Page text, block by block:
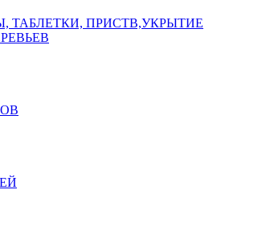
ТАБЛЕТКИ, ПРИСТВ,УКРЫТИЕ